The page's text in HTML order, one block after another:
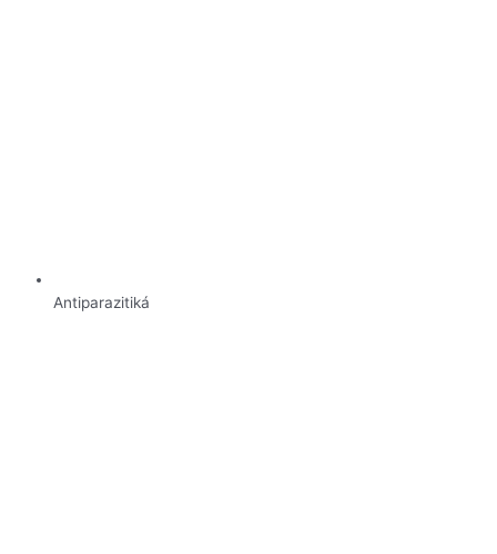
Antiparazitiká